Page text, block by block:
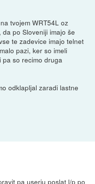
tvojem WRT54L oz
po Sloveniji imajo še
te zadevice imajo telnet
pazi, ker so imeli
pa so recimo druga
odklapljal zaradi lastne
pa userju poslat l/p po